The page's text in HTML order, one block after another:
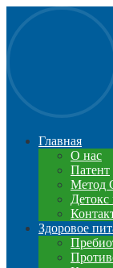
Главная
О нас
Патент
Метод
Детокс
Здоровое